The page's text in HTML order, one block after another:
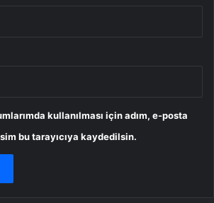
kullanılması için adım, e-posta
bu tarayıcıya kaydedilsin.